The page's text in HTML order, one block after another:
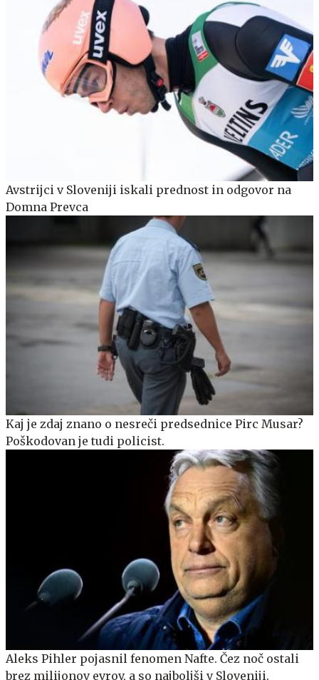
Avstrijci v Sloveniji iskali prednost in odgovor na
Domna Prevca
Kaj je zdaj znano o nesreči predsednice Pirc Musar?
Poškodovan je tudi policist.
Aleks Pihler pojasnil fenomen Nafte. Čez noč ostali
brez milijonov evrov, a so najboljši v Sloveniji.